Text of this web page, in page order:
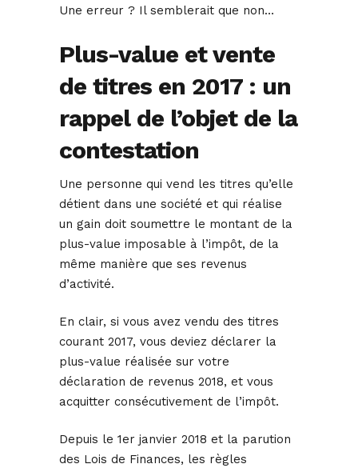
Une erreur ? Il semblerait que non…
Plus-value et vente
de titres en 2017 : un
rappel de l’objet de la
contestation
Une personne qui vend les titres qu’elle
détient dans une société et qui réalise
un gain doit soumettre le montant de la
plus-value imposable à l’impôt, de la
même manière que ses revenus
d’activité.
En clair, si vous avez vendu des titres
courant 2017, vous deviez déclarer la
plus-value réalisée sur votre
déclaration de revenus 2018, et vous
acquitter consécutivement de l’impôt.
Depuis le 1er janvier 2018 et la parution
des Lois de Finances, les règles